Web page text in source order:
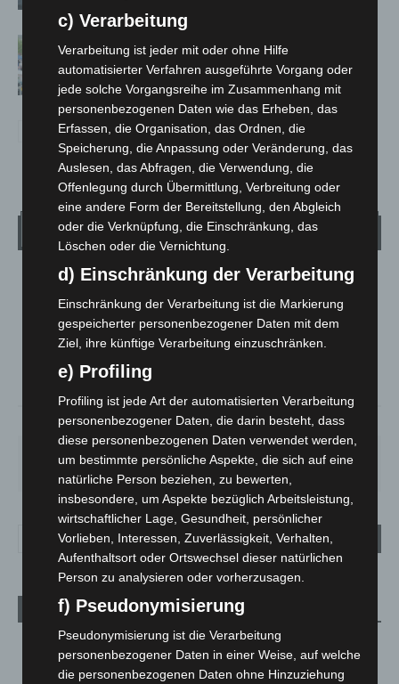
Blaulichtmeile Langenhagen 2026:
Polizei, Feuerwehr und Rettung
hautnah erleben
Wetter
LANGENHAGEN
Bedeckt
16.5° C °
78% 1.3m/s 94%
° 33 °
MO.
28
DI.
22
MI.
Aktuelle Beiträge
Niedersachsen: Feuerwehrkräfte kehren nach
Waldbrandeinsatz aus Spanien zurück
7. August 2026
c) Verarbeitung
Verarbeitung ist jeder mit oder ohne Hilfe
automatisierter Verfahren ausgeführte Vorgang oder
jede solche Vorgangsreihe im Zusammenhang mit
personenbezogenen Daten wie das Erheben, das
Erfassen, die Organisation, das Ordnen, die
Speicherung, die Anpassung oder Veränderung, das
Auslesen, das Abfragen, die Verwendung, die
Offenlegung durch Übermittlung, Verbreitung oder
eine andere Form der Bereitstellung, den Abgleich
oder die Verknüpfung, die Einschränkung, das
Löschen oder die Vernichtung.
d) Einschränkung der Verarbeitung
Einschränkung der Verarbeitung ist die Markierung
gespeicherter personenbezogener Daten mit dem
Ziel, ihre künftige Verarbeitung einzuschränken.
e) Profiling
Profiling ist jede Art der automatisierten Verarbeitung
personenbezogener Daten, die darin besteht, dass
diese personenbezogenen Daten verwendet werden,
um bestimmte persönliche Aspekte, die sich auf eine
natürliche Person beziehen, zu bewerten,
insbesondere, um Aspekte bezüglich Arbeitsleistung,
wirtschaftlicher Lage, Gesundheit, persönlicher
Vorlieben, Interessen, Zuverlässigkeit, Verhalten,
Aufenthaltsort oder Ortswechsel dieser natürlichen
Person zu analysieren oder vorherzusagen.
f) Pseudonymisierung
Pseudonymisierung ist die Verarbeitung
personenbezogener Daten in einer Weise, auf welche
die personenbezogenen Daten ohne Hinzuziehung